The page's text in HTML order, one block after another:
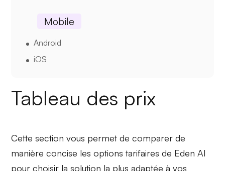
Mobile
Android
iOS
Tableau des prix
Cette section vous permet de comparer de
manière concise les options tarifaires de Eden AI
pour choisir la solution la plus adaptée à vos